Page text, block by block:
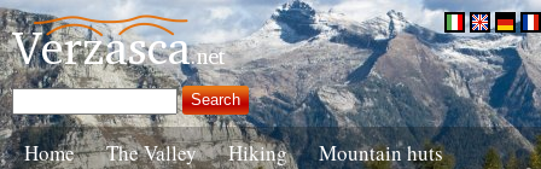
Home The Valley Hiking
Mountain huts